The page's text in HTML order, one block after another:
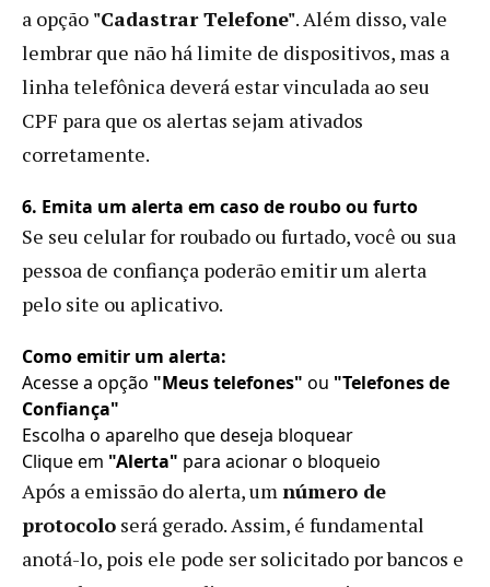
a opção "Cadastrar Telefone". Além disso, vale
lembrar que não há limite de dispositivos, mas a
linha telefônica deverá estar vinculada ao seu
CPF para que os alertas sejam ativados
corretamente.
6. Emita um alerta em caso de roubo ou furto
Se seu celular for roubado ou furtado, você ou sua
pessoa de confiança poderão emitir um alerta
pelo site ou aplicativo.
Como emitir um alerta:
Acesse a opção "Meus telefones" ou "Telefones de
Confiança"
Escolha o aparelho que deseja bloquear
Clique em "Alerta" para acionar o bloqueio
Após a emissão do alerta, umnúmero de
protocolo será gerado. Assim, é fundamental
anotá-lo, pois ele pode ser solicitado por bancos e